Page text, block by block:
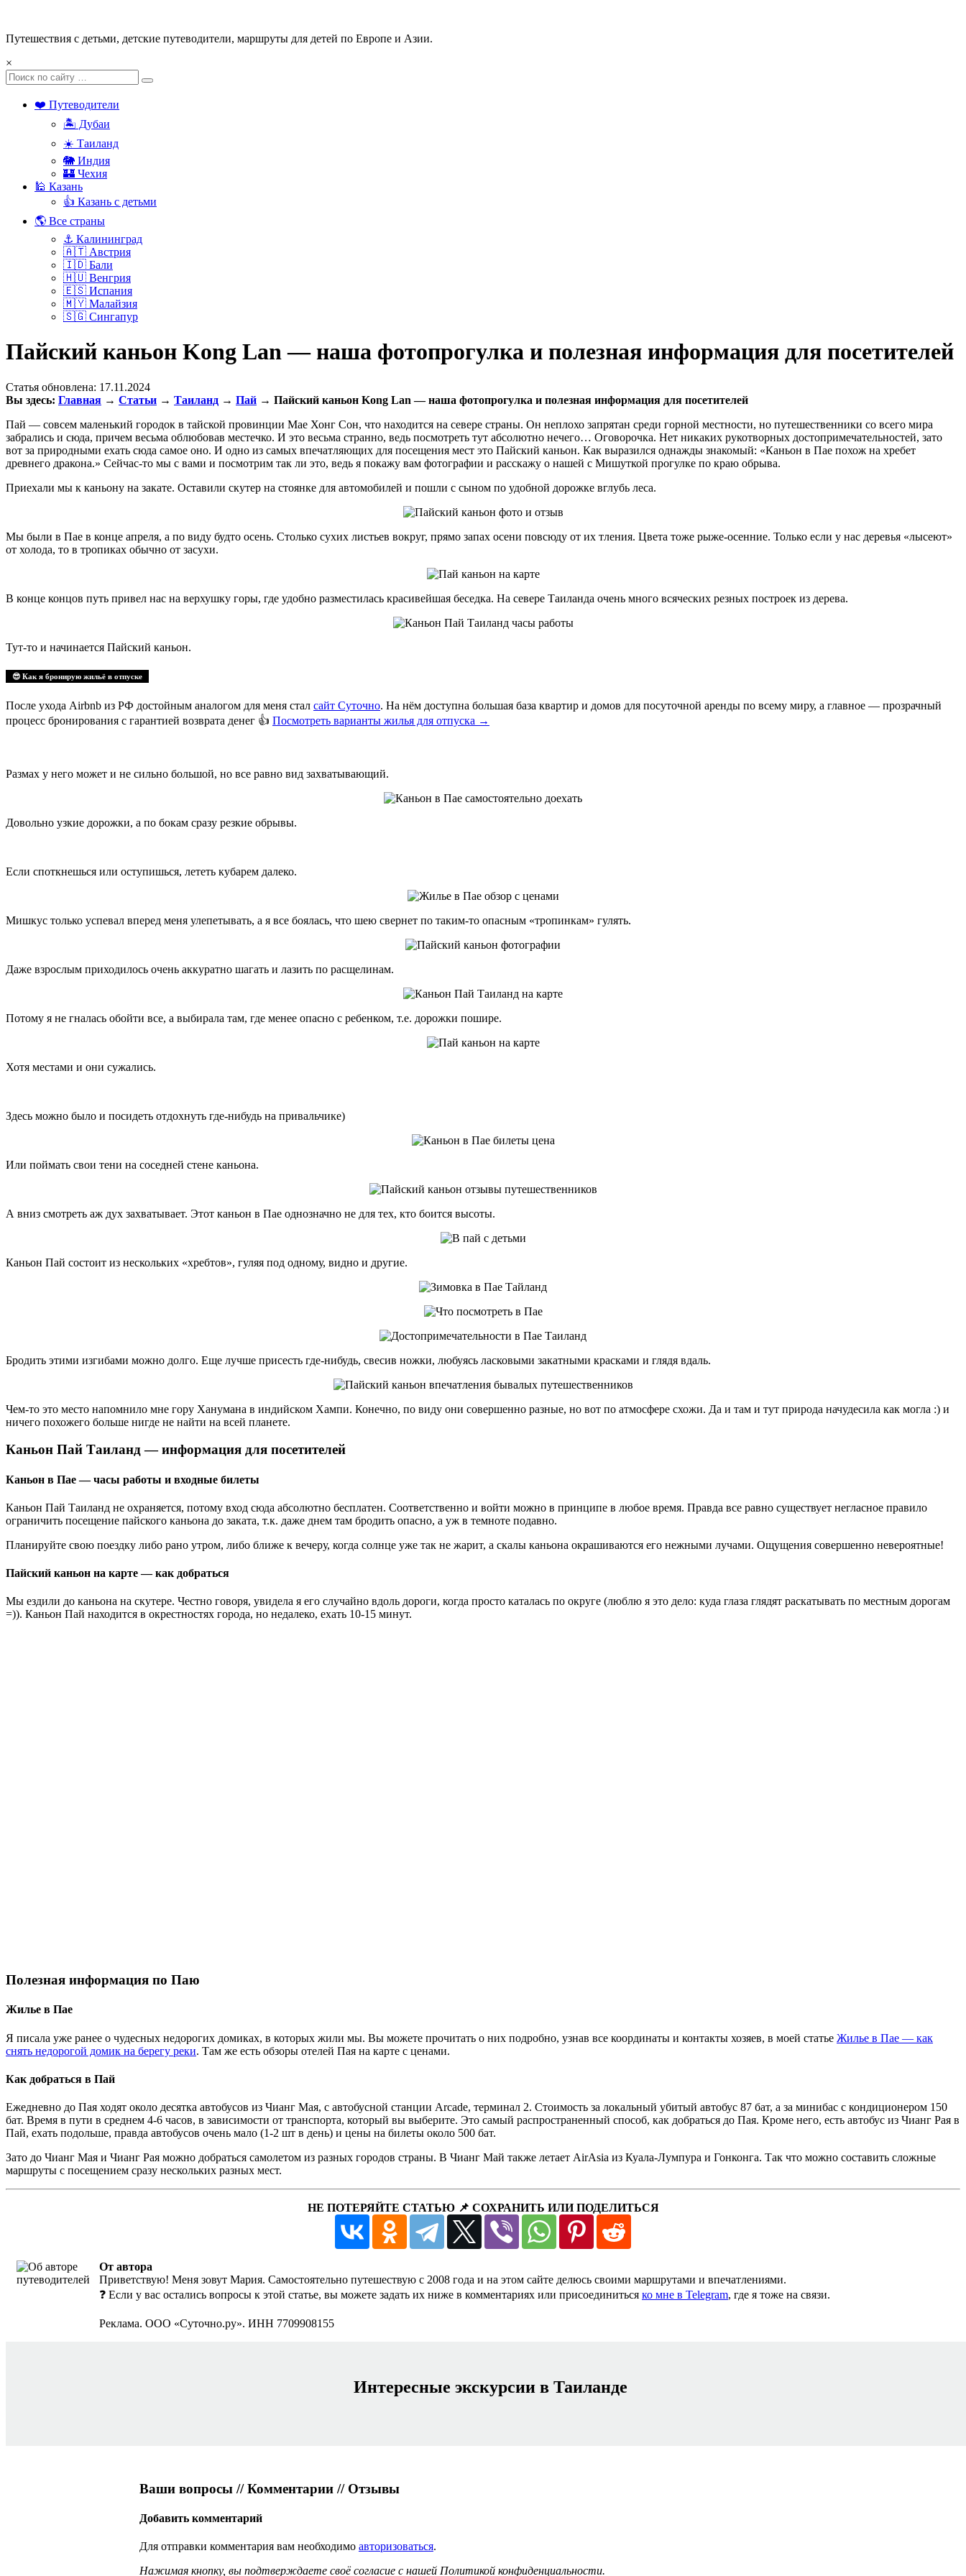
Путешествия с детьми, детские путеводители, маршруты для детей по Европе и Азии.
×
❤️ Путеводители
🏝️ Дубаи
☀️ Таиланд
🐘 Индия
🏰 Чехия
🕌 Казань
👍 Казань с детьми
🌎 Все страны
⚓ Калининград
🇦🇹 Австрия
🇮🇩 Бали
🇭🇺 Венгрия
🇪🇸 Испания
🇲🇾 Малайзия
🇸🇬 Сингапур
Пайский каньон Kong Lan — наша фотопрогулка и полезная информация для посетителей
Статья обновлена: 17.11.2024
Вы здесь: Главная → Статьи → Таиланд → Пай → Пайский каньон Kong Lan — наша фотопрогулка и полезная информация для посетителей
Пай — совсем маленький городок в тайской провинции Мае Хонг Сон, что находится на севере страны. Он неплохо запрятан среди горной местности, но путешественники со всего мира
забрались и сюда, причем весьма облюбовав местечко. И это весьма странно, ведь посмотреть тут абсолютно нечего… Оговорочка. Нет никаких рукотворных достопримечательностей, зато
вот за природными ехать сюда самое оно. И одно из самых впечатляющих для посещения мест это Пайский каньон. Как выразился однажды знакомый: «Каньон в Пае похож на хребет
древнего дракона.» Сейчас-то мы с вами и посмотрим так ли это, ведь я покажу вам фотографии и расскажу о нашей с Мишуткой прогулке по краю обрыва.
Приехали мы к каньону на закате. Оставили скутер на стоянке для автомобилей и пошли с сыном по удобной дорожке вглубь леса.
Мы были в Пае в конце апреля, а по виду будто осень. Столько сухих листьев вокруг, прямо запах осени повсюду от их тления. Цвета тоже рыже-осенние. Только если у нас деревья «лысеют»
от холода, то в тропиках обычно от засухи.
В конце концов путь привел нас на верхушку горы, где удобно разместилась красивейшая беседка. На севере Таиланда очень много всяческих резных построек из дерева.
Тут-то и начинается Пайский каньон.
😎 Как я бронирую жильё в отпуске
После ухода Airbnb из РФ достойным аналогом для меня стал сайт Суточно. На нём доступна большая база квартир и домов для посуточной аренды по всему миру, а главное — прозрачный
процесс бронирования с гарантией возврата денег 👍 Посмотреть варианты жилья для отпуска →
Размах у него может и не сильно большой, но все равно вид захватывающий.
Довольно узкие дорожки, а по бокам сразу резкие обрывы.
Если споткнешься или оступишься, лететь кубарем далеко.
Мишкус только успевал вперед меня улепетывать, а я все боялась, что шею свернет по таким-то опасным «тропинкам» гулять.
Даже взрослым приходилось очень аккуратно шагать и лазить по расщелинам.
Потому я не гналась обойти все, а выбирала там, где менее опасно с ребенком, т.е. дорожки пошире.
Хотя местами и они сужались.
Здесь можно было и посидеть отдохнуть где-нибудь на привальчике)
Или поймать свои тени на соседней стене каньона.
А вниз смотреть аж дух захватывает. Этот каньон в Пае однозначно не для тех, кто боится высоты.
Каньон Пай состоит из нескольких «хребтов», гуляя под одному, видно и другие.
Бродить этими изгибами можно долго. Еще лучше присесть где-нибудь, свесив ножки, любуясь ласковыми закатными красками и глядя вдаль.
Чем-то это место напомнило мне гору Ханумана в индийском Хампи. Конечно, по виду они совершенно разные, но вот по атмосфере схожи. Да и там и тут природа начудесила как могла :) и
ничего похожего больше нигде не найти на всей планете.
Каньон Пай Таиланд — информация для посетителей
Каньон в Пае — часы работы и входные билеты
Каньон Пай Таиланд не охраняется, потому вход сюда абсолютно бесплатен. Соответственно и войти можно в принципе в любое время. Правда все равно существует негласное правило
ограничить посещение пайского каньона до заката, т.к. даже днем там бродить опасно, а уж в темноте подавно.
Планируйте свою поездку либо рано утром, либо ближе к вечеру, когда солнце уже так не жарит, а скалы каньона окрашиваются его нежными лучами. Ощущения совершенно невероятные!
Пайский каньон на карте — как добраться
Мы ездили до каньона на скутере. Честно говоря, увидела я его случайно вдоль дороги, когда просто каталась по округе (люблю я это дело: куда глаза глядят раскатывать по местным дорогам
=)). Каньон Пай находится в окрестностях города, но недалеко, ехать 10-15 минут.
Полезная информация по Паю
Жилье в Пае
Я писала уже ранее о чудесных недорогих домиках, в которых жили мы. Вы можете прочитать о них подробно, узнав все координаты и контакты хозяев, в моей статье Жилье в Пае — как
снять недорогой домик на берегу реки. Там же есть обзоры отелей Пая на карте с ценами.
Как добраться в Пай
Ежедневно до Пая ходят около десятка автобусов из Чианг Мая, с автобусной станции Arcade, терминал 2. Стоимость за локальный убитый автобус 87 бат, а за минибас с кондиционером 150
бат. Время в пути в среднем 4-6 часов, в зависимости от транспорта, который вы выберите. Это самый распространенный способ, как добраться до Пая. Кроме него, есть автобус из Чианг Рая в
Пай, ехать подольше, правда автобусов очень мало (1-2 шт в день) и цены на билеты около 500 бат.
Зато до Чианг Мая и Чианг Рая можно добраться самолетом из разных городов страны. В Чианг Май также летает AirAsia из Куала-Лумпура и Гонконга. Так что можно составить сложные
маршруты с посещением сразу нескольких разных мест.
НЕ ПОТЕРЯЙТЕ СТАТЬЮ 📌 СОХРАНИТЬ ИЛИ ПОДЕЛИТЬСЯ
От автора
Приветствую! Меня зовут Мария. Самостоятельно путешествую с 2008 года и на этом сайте делюсь своими маршрутами и впечатлениями.
❓ Если у вас остались вопросы к этой статье, вы можете задать их ниже в комментариях или присоединиться ко мне в Telegram, где я тоже на связи.
Реклама. ООО «Суточно.ру». ИНН 7709908155
Интересные экскурсии в Таиланде
Ваши вопросы // Комментарии // Отзывы
Добавить комментарий
Для отправки комментария вам необходимо авторизоваться.
Нажимая кнопку, вы подтверждаете своё согласие с нашей Политикой конфиденциальности.